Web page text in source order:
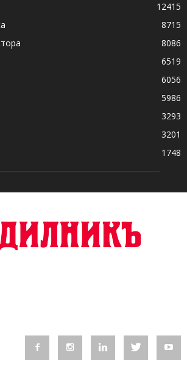
12415
8715
8086
6519
6056
5986
3293
3201
1748